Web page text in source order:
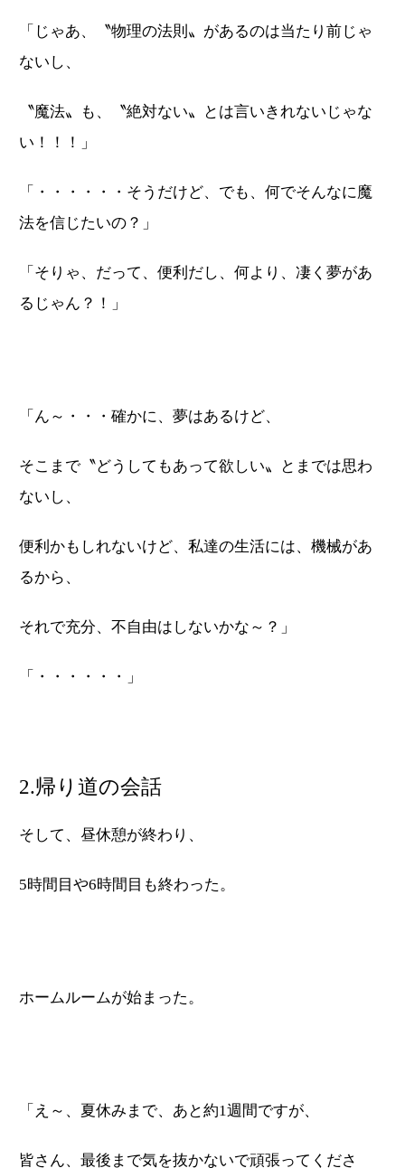
「じゃあ、〝物理の法則〟があるのは当たり前じゃ
ないし、
〝魔法〟も、〝絶対ない〟とは言いきれないじゃな
い！！！」
「・・・・・・そうだけど、でも、何でそんなに魔
法を信じたいの？」
「そりゃ、だって、便利だし、何より、凄く夢があ
るじゃん？！」
「ん～・・・確かに、夢はあるけど、
そこまで〝どうしてもあって欲しい〟とまでは思わ
ないし、
便利かもしれないけど、私達の生活には、機械があ
るから、
それで充分、不自由はしないかな～？」
「・・・・・・」
2.帰り道の会話
そして、昼休憩が終わり、
5時間目や6時間目も終わった。
ホームルームが始まった。
「え～、夏休みまで、あと約1週間ですが、
皆さん、最後まで気を抜かないで頑張ってくださ